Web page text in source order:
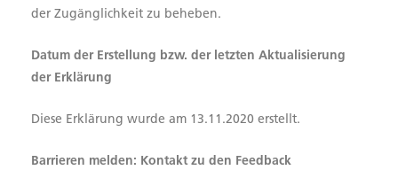
der Zugänglichkeit zu beheben.
Datum der Erstellung bzw. der letzten Aktualisierung
der Erklärung
Diese Erklärung wurde am 13.11.2020 erstellt.
Barrieren melden: Kontakt zu den Feedback